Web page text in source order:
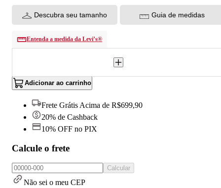
Descubra seu tamanho Guia de medidas
Entenda a medida da Levi’s®
Adicionar ao carrinho
Frete Grátis Acima de R$699,90
20% de Cashback
10% OFF no PIX
Calcule o frete
Calcular
Não sei o meu CEP